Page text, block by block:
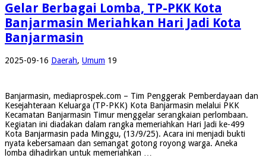
Gelar Berbagai Lomba, TP-PKK Kota
Banjarmasin Meriahkan Hari Jadi Kota
Banjarmasin
2025-09-16 Daerah, Umum 19
Banjarmasin, mediaprospek.com – Tim Penggerak Pemberdayaan dan
Kesejahteraan Keluarga (TP-PKK) Kota Banjarmasin melalui PKK
Kecamatan Banjarmasin Timur menggelar serangkaian perlombaan.
Kegiatan ini diadakan dalam rangka memeriahkan Hari Jadi ke-499
Kota Banjarmasin pada Minggu, (13/9/25). Acara ini menjadi bukti
nyata kebersamaan dan semangat gotong royong warga. Aneka
lomba dihadirkan untuk memeriahkan …